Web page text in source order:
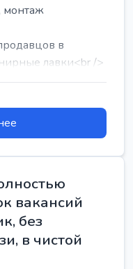
монтаж
в
лавки<br />
вакансий
без
в чистой